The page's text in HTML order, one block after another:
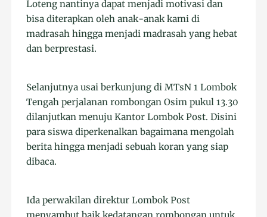
Loteng nantinya dapat menjadi motivasi dan
bisa diterapkan oleh anak-anak kami di
madrasah hingga menjadi madrasah yang hebat
dan berprestasi.
Selanjutnya usai berkunjung di MTsN 1 Lombok
Tengah perjalanan rombongan Osim pukul 13.30
dilanjutkan menuju Kantor Lombok Post. Disini
para siswa diperkenalkan bagaimana mengolah
berita hingga menjadi sebuah koran yang siap
dibaca.
Ida perwakilan direktur Lombok Post